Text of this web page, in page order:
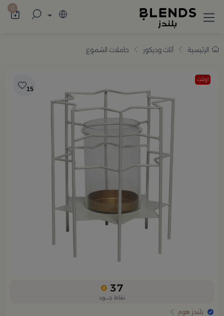
تسوّق من بلندز تشكيلة تضم ترامس القهوة 0
الرئيسية أثاث وديكور حاملات الشموع
اوتلت
15
37
نقاط جــــود
بلندز هوم